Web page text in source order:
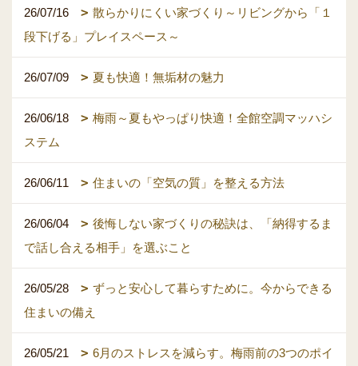
26/07/16
散らかりにくい家づくり～リビングから「１
段下げる」プレイスペース～
26/07/09 夏も快適！無垢材の魅力
26/06/18
梅雨～夏もやっぱり快適！全館空調マッハシ
ステム
26/06/11 住まいの「空気の質」を整える方法
26/06/04
後悔しない家づくりの秘訣は、「納得するま
で話し合える相手」を選ぶこと
26/05/28
ずっと安心して暮らすために。今からできる
住まいの備え
26/05/21
6月のストレスを減らす。梅雨前の3つのポイ